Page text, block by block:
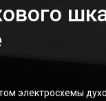
электросхемы